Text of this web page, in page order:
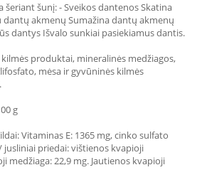
šeriant šunį: - Sveikos dantenos Skatina
dantų akmenų Sumažina dantų akmenų
dantys Išvalo sunkiai pasiekiamus dantis.
produktai, mineralinės medžiagos,
mėsa ir gyvūninės kilmės
g
Vitaminas E: 1365 mg, cinko sulfato
jusliniai priedai: vištienos kvapioji
medžiaga: 22,9 mg. Jautienos kvapioji